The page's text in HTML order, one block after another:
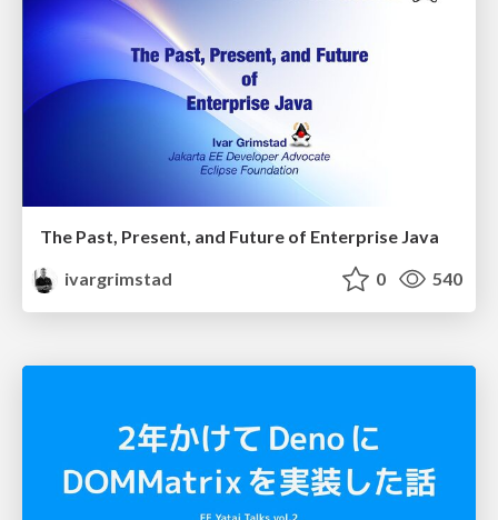
The Past, Present, and Future of Enterprise Java
ivargrimstad
0 540